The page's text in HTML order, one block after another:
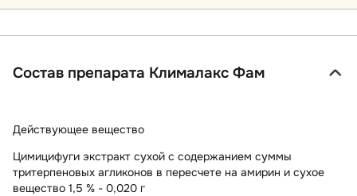
Состав препарата Клималакс Фам
Действующее вещество
Цимицифуги экстракт сухой с содержанием суммы
тритерпеновых агликонов в пересчете на амирин и сухое
вещество 1,5 % - 0,020 г